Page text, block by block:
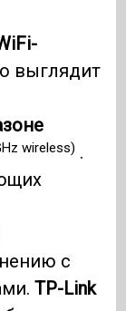
выглядит
wireless) .
с
TP-Link